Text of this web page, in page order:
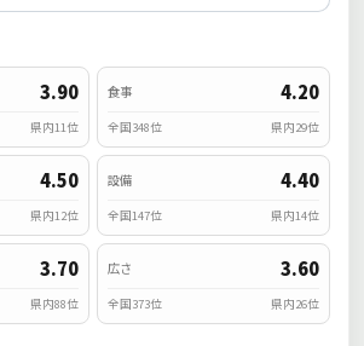
3.90
県内11位
食事 4.20
全国348位 県内29位
4.50
県内12位
設備 4.40
全国147位 県内14位
3.70
県内88位
広さ 3.60
全国373位 県内26位